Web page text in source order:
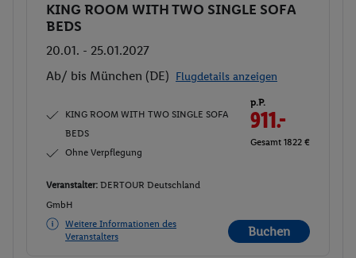
Buchen
KING ROOM WITH TWO SINGLE SOFA
BEDS
20.01. - 25.01.2027
Ab/ bis München (DE) Flugdetails anzeigen
KING ROOM WITH TWO SINGLE SOFA
BEDS
Ohne Verpflegung
p.P.
911.-
Gesamt 1822 €
Veranstalter: DERTOUR Deutschland
GmbH
Weitere Informationen des
Veranstalters
Buchen